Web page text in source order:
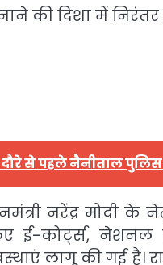
की दिशा में निरंतर
से पहले नैनीताल पुलिस
नरेंद्र
ई-कोर्ट्स, नेशनल
लागू की गई हैं।